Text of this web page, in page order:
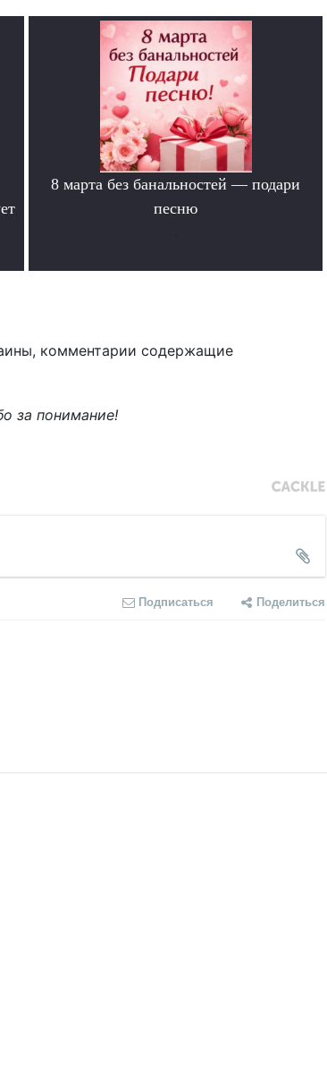
8 марта без банальностей — подари
песню
комментарии содержащие
за понимание!
Подписаться Поделиться